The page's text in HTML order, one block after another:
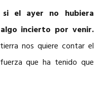
si el ayer no hubiera
incierto por venir.
nos quiere contar el
que ha tenido que